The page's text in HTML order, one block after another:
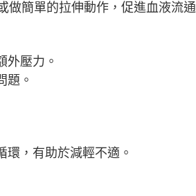
做簡單的拉伸動作，促進血液流
外壓力。
題。
，有助於減輕不適。